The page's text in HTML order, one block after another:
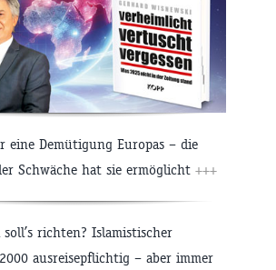
eine Demütigung Europas – die
Schwäche hat sie ermöglicht +++
soll’s richten? Islamistischer
ausreisepflichtig – aber immer